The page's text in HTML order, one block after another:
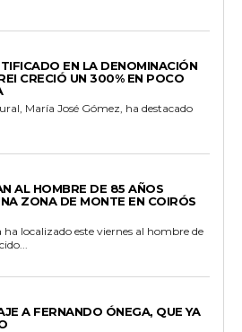
EN LA DENOMINACIÓN
CRECIÓ UN 300% EN POCO
María José Gómez, ha destacado
AL HOMBRE DE 85 AÑOS
ZONA DE MONTE EN COIRÓS
localizado este viernes al hombre de
A FERNANDO ÓNEGA, QUE YA